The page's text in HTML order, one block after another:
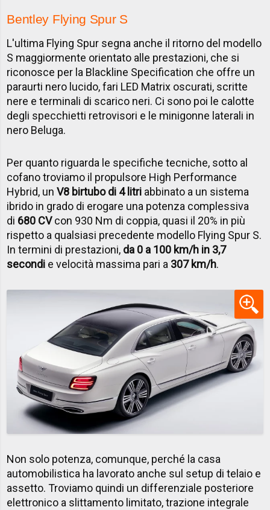
Bentley Flying Spur S
L'ultima Flying Spur segna anche il ritorno del modello
S maggiormente orientato alle prestazioni, che si
riconosce per la Blackline Specification che offre un
paraurti nero lucido, fari LED Matrix oscurati, scritte
nere e terminali di scarico neri. Ci sono poi le calotte
degli specchietti retrovisori e le minigonne laterali in
nero Beluga.
Per quanto riguarda le specifiche tecniche, sotto al
cofano troviamo il propulsore High Performance
Hybrid, unV8 birtubo di 4 litri abbinato a un sistema
ibrido in grado di erogare una potenza complessiva
di 680 CVcon 930 Nm di coppia, quasi il 20% in più
rispetto a qualsiasi precedente modello Flying Spur S.
In termini di prestazioni, da 0 a 100 km/h in 3,7
secondi e velocità massima pari a 307 km/h.
Non solo potenza, comunque, perché la casa
automobilistica ha lavorato anche sul setup di telaio e
assetto. Troviamo quindi un differenziale posteriore
elettronico a slittamento limitato, trazione integrale